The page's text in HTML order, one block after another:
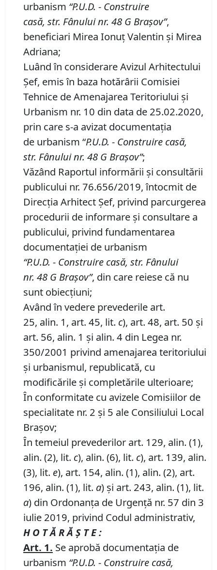
urbanism “P.U.D. - Construire
casă, str. Fânului nr. 48 G Braşov”,
beneficiari Mirea Ionuţ Valentin şi Mirea
Adriana;
Luând în considerare Avizul Arhitectului
Şef, emis în baza hotărârii Comisiei
Tehnice de Amenajarea Teritoriului şi
Urbanism nr. 10 din data de 25.02.2020,
prin care s-a avizat documentaţia
de urbanism “P.U.D. - Construire casă,
str. Fânului nr. 48 G Braşov”;
Văzând Raportul informării şi consultării
publicului nr. 76.656/2019, întocmit de
Direcţia Arhitect Şef, privind parcurgerea
procedurii de informare şi consultare a
publicului, privind fundamentarea
documentaţiei de urbanism
“P.U.D. - Construire casă, str. Fânului
nr. 48 G Braşov”, din care reiese că nu
sunt obiecţiuni;
Având în vedere prevederile art.
25, alin. 1, art. 45, lit. c), art. 48, art. 50 şi
art. 56, alin. 1 şi alin. 4 din Legea nr.
350/2001 privind amenajarea teritoriului
şi urbanismul, republicată, cu
modificările şi completările ulterioare;
În conformitate cu avizele Comisiilor de
specialitate nr. 2 și 5 ale Consiliului Local
Brașov;
În temeiul prevederilor art. 129, alin. (1),
alin. (2), lit. c), alin. (6), lit. c), art. 139, alin.
(3), lit. e), art. 154, alin. (1), alin. (2), art.
196, alin. (1), lit. a) și art. 243, alin. (1), lit.
a) din Ordonanța de Urgență nr. 57 din 3
iulie 2019, privind Codul administrativ,
H O T Ă R Ă Ş T E :
Art. 1. Se aprobă documentaţia de
urbanism “P.U.D. - Construire casă,